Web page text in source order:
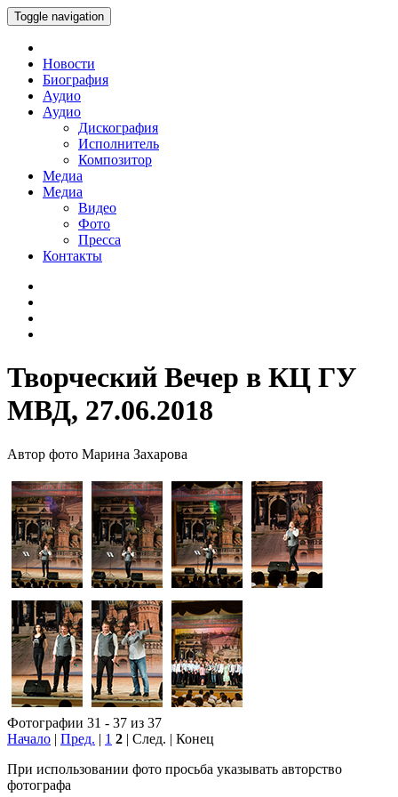
Toggle navigation
Новости
Биография
Аудио
Аудио
Дискография
Исполнитель
Композитор
Медиа
Медиа
Видео
Фото
Пресса
Контакты
Творческий Вечер в КЦ ГУ
МВД, 27.06.2018
Автор фото Марина Захарова
Фотографии 31 - 37 из 37
Начало | Пред. | 1 2 | След. | Конец
При использовании фото просьба указывать авторство
фотографа